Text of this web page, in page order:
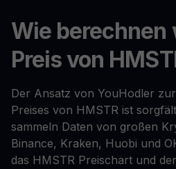
Wie berechnen
Preis von
Der Ansatz von YouHodler
Preises von HMSTR ist
sammeln Daten von großen
Binance, Kraken, Huobi und
das HMSTR Preischart und